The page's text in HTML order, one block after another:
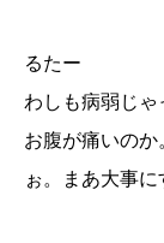
るたー
わしも病弱じゃ
お腹が痛いの
ぉ。まあ大事に